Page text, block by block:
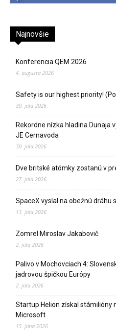
Najnovšie
Konferencia QEM 2026
4. augusta 2026
Safety is our highest priority!
30. júla 2026
Rekordne nízka hladina Dunaja
JE Cernavoda
30. júla 2026
Dve britské atómky zostanú v
27. júla 2026
SpaceX vyslal na obežnú dráhu
13. júla 2026
Zomrel Miroslav Jakabovič
2. júla 2026
Palivo v Mochovciach 4:
jadrovou špičkou Európy
2. júla 2026
Startup Helion získal stámilióny
Microsoft
15. júna 2026